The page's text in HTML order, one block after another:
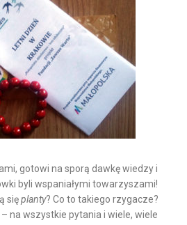
gotowi na sporą dawkę wiedzy i
byli wspaniałymi towarzyszami!
sięplanty? Co to takiego rzygacze?
na wszystkie pytania i wiele, wiele